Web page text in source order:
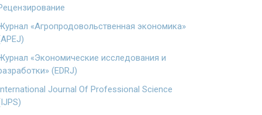
«Агропродовольственная экономика»
«Экономические исследования и
(EDRJ)
Journal Of Professional Science